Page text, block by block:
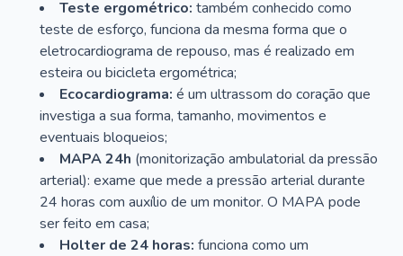
Teste ergométrico: também conhecido como
teste de esforço, funciona da mesma forma que o
eletrocardiograma de repouso, mas é realizado em
esteira ou bicicleta ergométrica;
Ecocardiograma: é um ultrassom do coração que
investiga a sua forma, tamanho, movimentos e
eventuais bloqueios;
MAPA 24h (monitorização ambulatorial da pressão
arterial): exame que mede a pressão arterial durante
24 horas com auxílio de um monitor. O MAPA pode
ser feito em casa;
Holter de 24 horas: funciona como um